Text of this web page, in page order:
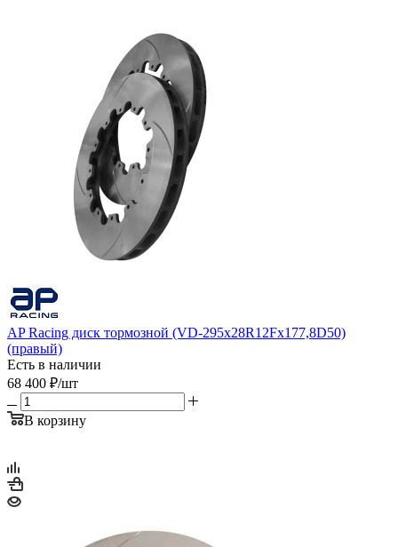
AP Racing диск тормозной (VD-295x28R12Fx177,8D50)
(правый)
Есть в наличии
68 400 ₽/шт
В корзину